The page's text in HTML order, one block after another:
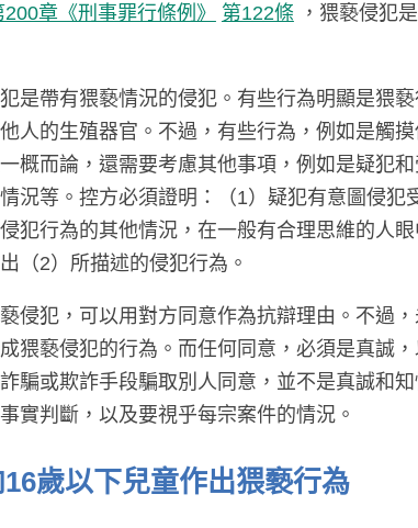
200章《刑事罪行條例》 第122條 ，猥褻侵犯
是帶有猥褻情況的侵犯。有些行為明顯是猥
他人的生殖器官。不過，有些行為，例如是觸
概而論，還需要考慮其他事項，例如是疑犯
況等。控方必須證明：（1）疑犯有意圖侵犯
犯行為的其他情況，在一般有合理思維的人
（2）所描述的侵犯行為。
侵犯，可以用對方同意作為抗辯理由。不過
猥褻侵犯的行為。而任何同意，必須是真誠
騙或欺詐手段騙取別人同意，並不是真誠和
實判斷，以及要視乎每宗案件的情況。
歲以下兒童作出猥褻行為